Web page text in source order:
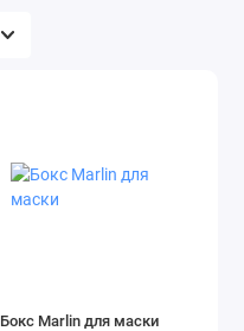
Бокс Marlin для маски